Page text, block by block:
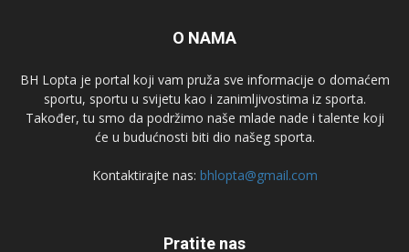
O NAMA
BH Lopta je portal koji vam pruža sve informacije o domaćem
sportu, sportu u svijetu kao i zanimljivostima iz sporta.
Također, tu smo da podržimo naše mlade nade i talente koji
će u budućnosti biti dio našeg sporta.
Kontaktirajte nas: bhlopta@gmail.com
Pratite nas